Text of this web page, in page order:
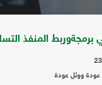
برمجةوربط المنفذ
عودة ووئل عودة